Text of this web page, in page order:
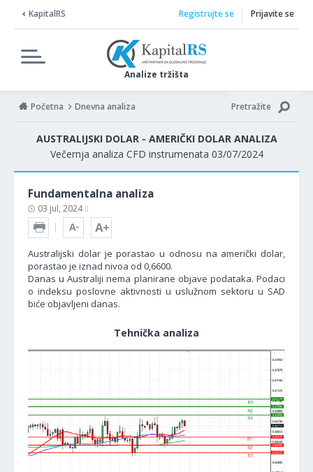
KapitalRS
Analize tržišta
Registrujte se Prijavite se
Početna Dnevna analiza Pretražite
AUSTRALIJSKI DOLAR - AMERIČKI DOLAR ANALIZA
Večernja analiza CFD instrumenata 03/07/2024
Fundamentalna analiza
03 jul, 2024
Australijski dolar je porastao u odnosu na američki dolar,
porastao je iznad nivoa od 0,6600.
Danas u Australiji nema planirane objave podataka. Podaci
o indeksu poslovne aktivnosti u uslužnom sektoru u SAD
biće objavljeni danas.
Tehnička analiza